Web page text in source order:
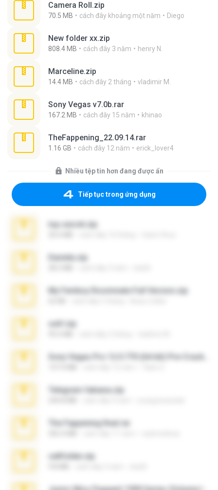
Camera Roll.zip
70.5 MB cách đây khoảng một năm Diego
New folder xx.zip
808.4 MB cách đây 3 năm henry N.
Marceline.zip
14.4 MB cách đây 2 tháng vladimir M.
Sony Vegas v7.0b.rar
167.2 MB cách đây 15 năm khinao
TheFappening_22.09.14.rar
1.16 GB cách đây 12 năm erick_lover4
Nhiều tệp tin hơn đang được ẩn
Tiếp tục trong ứng dụng
top secret.zip
Daniela.zip
My Femboy Roommate Full Version.zip
ouh!.zip
Telegram fabiana.zip
The Fappening final.rar
cellfolder.zip